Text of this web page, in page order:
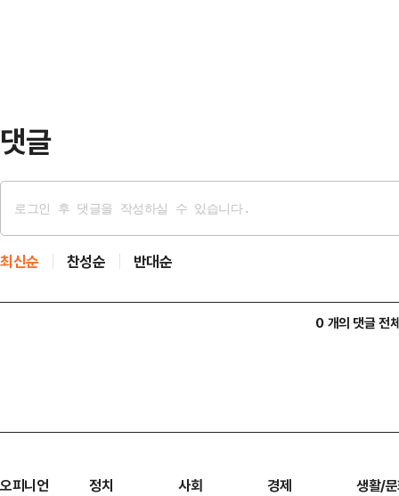
댓글
최신순 찬성순 반대순
0 개의 댓글 전
오피니언 정치 사회 경제 생활/